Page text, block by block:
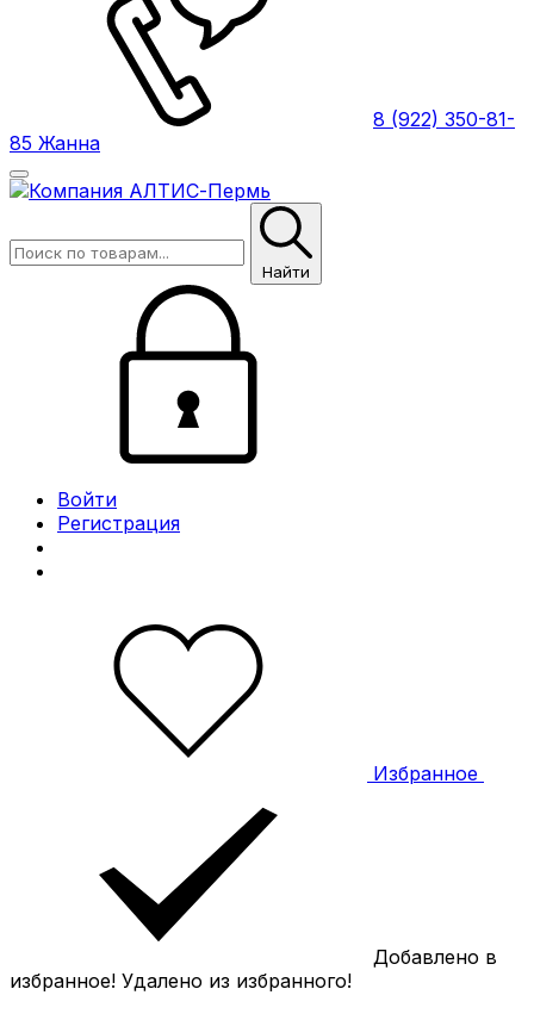
8 (922) 350-81-
85 Жанна
Найти
Войти
Регистрация
Избранное
Добавлено в
избранное! Удалено из избранного!